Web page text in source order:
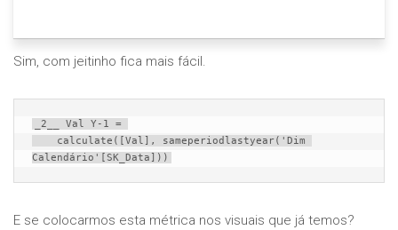
Sim, com jeitinho fica mais fácil.
_2__ Val Y-1 =
Calendário'[SK_Data]))
E se colocarmos esta métrica nos visuais que já temos?